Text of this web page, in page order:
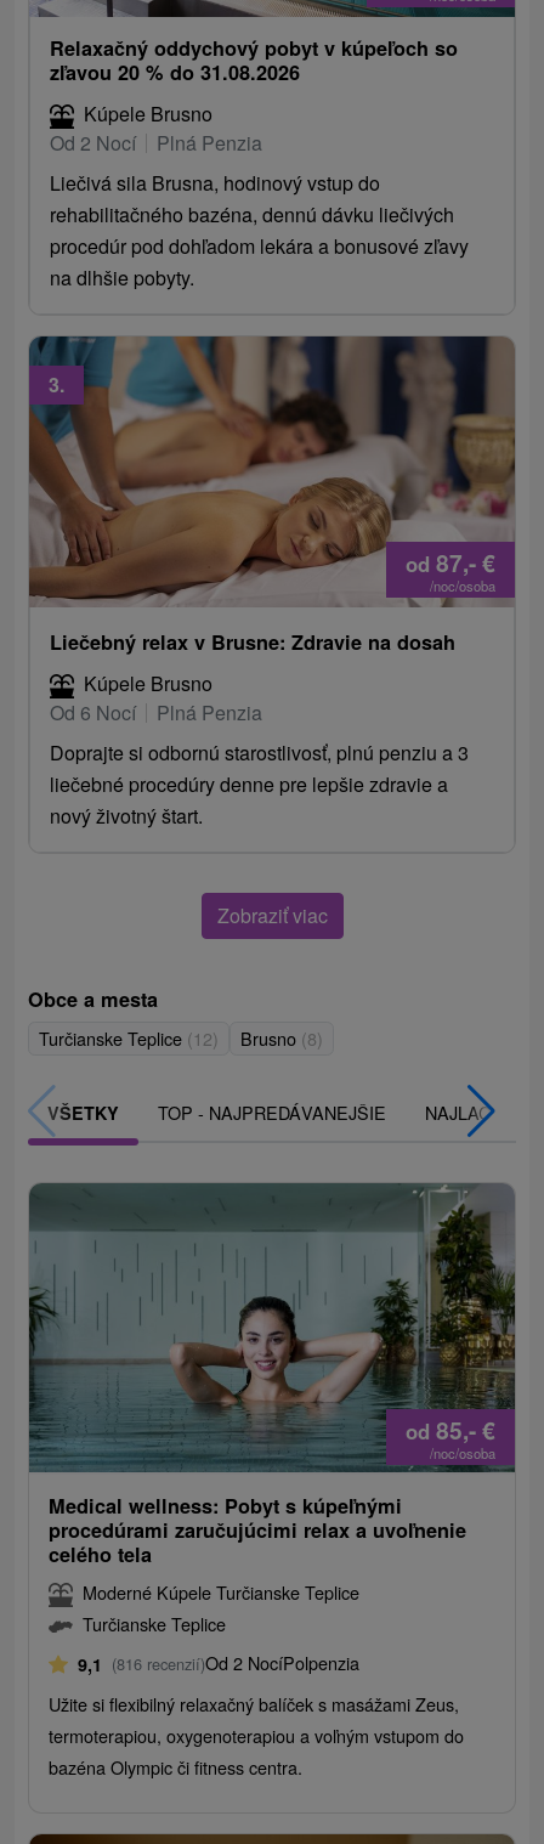
Relaxačný oddychový pobyt v kúpeľoch so
zľavou 20 % do 31.08.2026
Kúpele Brusno
Od 2 Nocí
Plná Penzia
Liečivá sila Brusna, hodinový vstup do
rehabilitačného bazéna, dennú dávku liečivých
procedúr pod dohľadom lekára a bonusové zľavy
na dlhšie pobyty.
od 87,-€
/noc/osoba
3.
Liečebný relax v Brusne: Zdravie na dosah
Kúpele Brusno
Od 6 Nocí
Plná Penzia
Doprajte si odbornú starostlivosť, plnú penziu a 3
liečebné procedúry denne pre lepšie zdravie a
nový životný štart.
Zobraziť viac
Obce a mesta
Turčianske Teplice (12) Brusno (8)
VŠETKY TOP - NAJPREDÁVANEJŠIE
od 85,-€
/noc/osoba
Medical wellness: Pobyt s kúpeľnými
procedúrami zaručujúcimi relax a uvoľnenie
celého tela
Moderné Kúpele Turčianske Teplice
Turčianske Teplice
9,1 (816 recenzií)Od 2 NocíPolpenzia
Užite si flexibilný relaxačný balíček s masážami Zeus,
termoterapiou, oxygenoterapiou a voľným vstupom do
bazéna Olympic či fitness centra.